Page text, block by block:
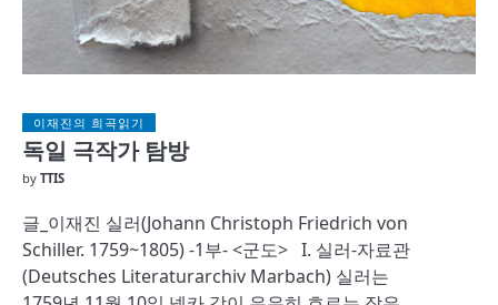
이재진의 희곡읽기
독일 극작가 탐방
by TTIS
글_이재진 실러(Johann Christoph Friedrich von
Schiller. 1759~1805) -1부- <군도> I. 실러-자료관
(Deutsches Literaturarchiv Marbach) 실러는